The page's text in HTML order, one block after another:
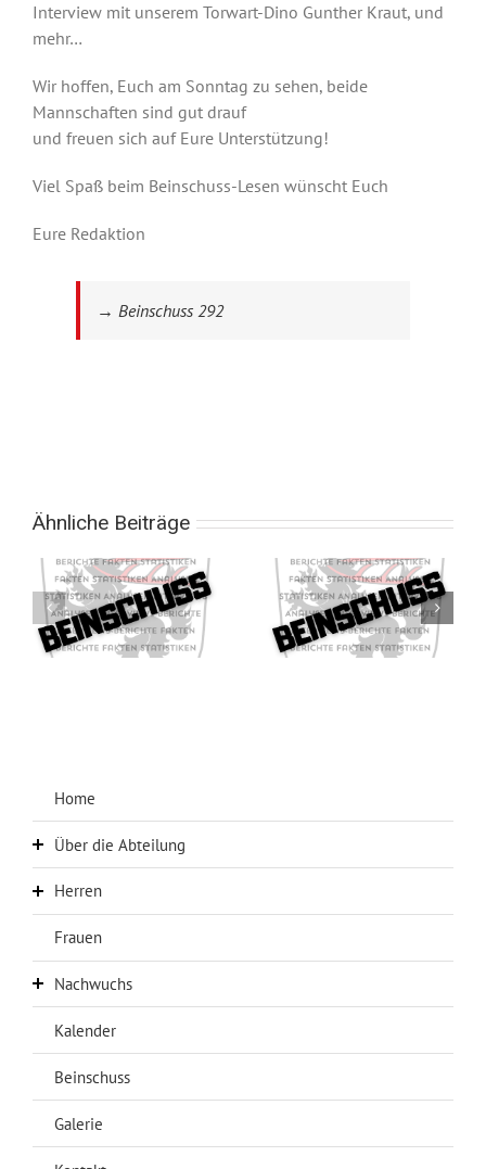
Interview mit unserem Torwart-Dino Gunther Kraut, und
mehr…
Wir hoffen, Euch am Sonntag zu sehen, beide
Mannschaften sind gut drauf
und freuen sich auf Eure Unterstützung!
Viel Spaß beim Beinschuss-Lesen wünscht Euch
Eure Redaktion
→ Beinschuss 292
Ähnliche Beiträge
Beinschuss 358 Beinschuss 357
Home
Über die Abteilung
Über uns
Abteilungsleitung
Chronik
Sponsoren
Anfahrt
Herren
Aktuelles Herren
Erste Mannschaft
Zweite Mannschaft
Dritte Mannschaft
AH
Frauen
Nachwuchs
Aktuelles Nachwuchs
A-Jugend
B-Jugend
Kalender
Beinschuss
Galerie